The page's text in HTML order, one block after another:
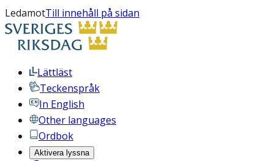
LedamotTill innehåll på sidan
Lättläst
Teckenspråk
In English
Other languages
Ordbok
Aktivera lyssna